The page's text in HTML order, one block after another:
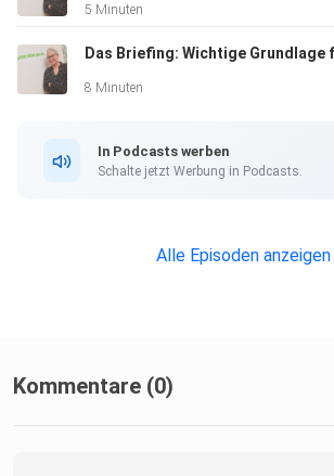
5 Minuten
8 Minuten
In Podcasts werben
Schalte jetzt Werbung in Podcasts.
Alle Episoden anzeigen
Kommentare (0)